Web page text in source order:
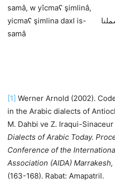
samâ, w yîcmaʕ şimlinâ,
yicmaʕ şimlina daxl is-
samâ
[1] Werner Arnold (2002).
in the Arabic dialects of
M. Dahbi ve Z. Iraqui-Sinaceur
Dialects of Arabic Today.
Conference of the
Association (AIDA)
(163-168). Rabat: Amapatril.